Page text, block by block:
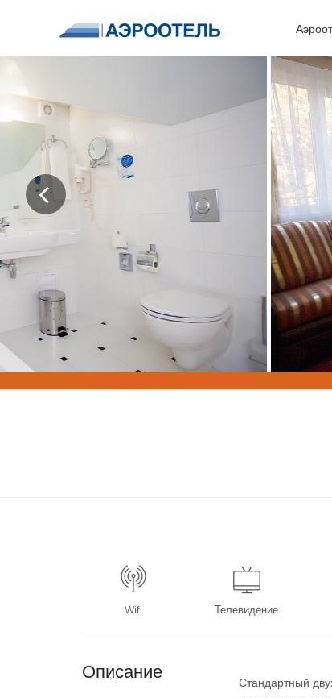
Система онлайн-бронирования
Wifi Телевидение
Описание
Стандартный